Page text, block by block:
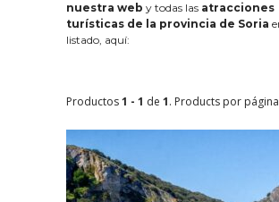
nuestra web y todas las atracciones
turísticas de la provincia de Soria
listado, aquí:
Productos1 - 1 de 1. Products por página